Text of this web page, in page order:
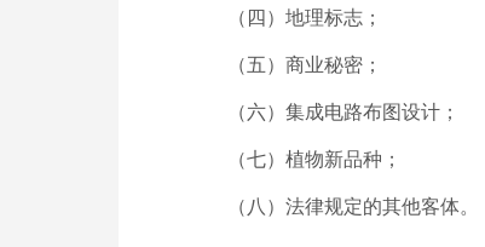
（四）地理标志；
（五）商业秘密；
（六）集成电路布图设计；
（七）植物新品种；
（八）法律规定的其他客体。